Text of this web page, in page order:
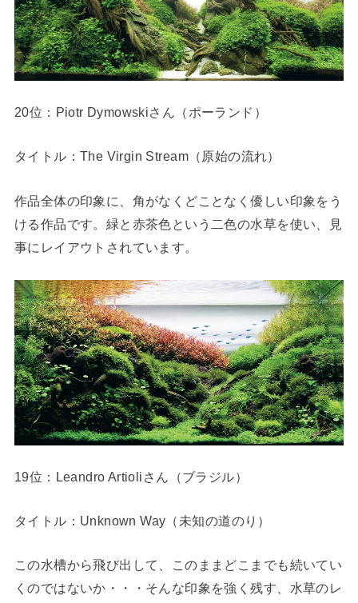
20位：Piotr Dymowskiさん（ポーランド）
タイトル：The Virgin Stream（原始の流れ）
作品全体の印象に、角がなくどことなく優しい印象をう
ける作品です。緑と赤茶色という二色の水草を使い、見
事にレイアウトされています。
19位：Leandro Artioliさん（ブラジル）
タイトル：Unknown Way（未知の道のり）
この水槽から飛び出して、このままどこまでも続いてい
くのではないか・・・そんな印象を強く残す、水草のレ